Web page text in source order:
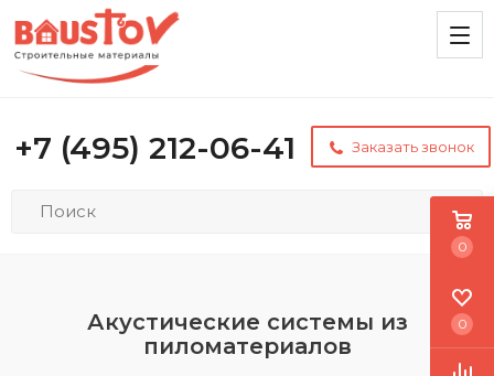
+7 (495) 212-06-41 Заказать звонок
Акустические системы из
пиломатериалов
0
0